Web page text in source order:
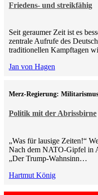
Friedens- und streikfähig
Seit geraumer Zeit ist es
zentrale Aufrufe des
traditionellen Kampftagen
Jan von Hagen
Politik mit der Abrissbirne
Merz-Regierung:
„Was für lausige Zeiten!“
Nach dem NATO-Gipfel in
„Der Trump-Wahnsinn…
Hartmut König